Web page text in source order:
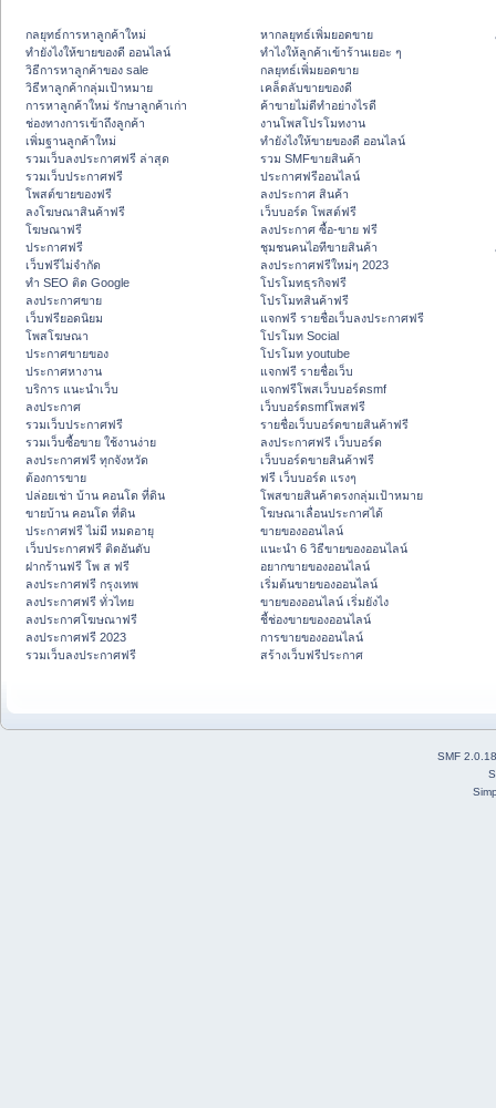
กลยุทธ์การหาลูกค้าใหม่
ทํายังไงให้ขายของดี ออนไลน์
วิธีการหาลูกค้าของ sale
วิธีหาลูกค้ากลุ่มเป้าหมาย
การหาลูกค้าใหม่ รักษาลูกค้าเก่า
ช่องทางการเข้าถึงลูกค้า
เพิ่มฐานลูกค้าใหม่
รวมเว็บลงประกาศฟรี ล่าสุด
รวมเว็บประกาศฟรี
โพสต์ขายของฟรี
ลงโฆษณาสินค้าฟรี
โฆษณาฟรี
ประกาศฟรี
เว็บฟรีไม่จำกัด
ทำ SEO ติด Google
ลงประกาศขาย
เว็บฟรียอดนิยม
โพสโฆษณา
ประกาศขายของ
ประกาศหางาน
บริการ แนะนำเว็บ
ลงประกาศ
รวมเว็บประกาศฟรี
รวมเว็บซื้อขาย ใช้งานง่าย
ลงประกาศฟรี ทุกจังหวัด
ต้องการขาย
ปล่อยเช่า บ้าน คอนโด ที่ดิน
ขายบ้าน คอนโด ที่ดิน
ประกาศฟรี ไม่มี หมดอายุ
เว็บประกาศฟรี ติดอันดับ
ฝากร้านฟรี โพ ส ฟรี
ลงประกาศฟรี กรุงเทพ
ลงประกาศฟรี ทั่วไทย
ลงประกาศโฆษณาฟรี
ลงประกาศฟรี 2023
รวมเว็บลงประกาศฟรี
หากลยุทธ์เพิ่มยอดขาย
ทําไงให้ลูกค้าเข้าร้านเยอะ ๆ
กลยุทธ์เพิ่มยอดขาย
เคล็ดลับขายของดี
ค้าขายไม่ดีทำอย่างไรดี
งานโพสโปรโมทงาน
ทํายังไงให้ขายของดี ออนไลน์
รวม SMFขายสินค้า
ประกาศฟรีออนไลน์
ลงประกาศ สินค้า
เว็บบอร์ด โพสต์ฟรี
ลงประกาศ ซื้อ-ขาย ฟรี
ชุมชนคนไอทีขายสินค้า
ลงประกาศฟรีใหม่ๆ 2023
โปรโมทธุรกิจฟรี
โปรโมทสินค้าฟรี
แจกฟรี รายชื่อเว็บลงประกาศฟรี
โปรโมท Social
โปรโมท youtube
แจกฟรี รายชื่อเว็บ
แจกฟรีโพสเว็บบอร์ดsmf
เว็บบอร์ดsmfโพสฟรี
รายชื่อเว็บบอร์ดขายสินค้าฟรี
ลงประกาศฟรี เว็บบอร์ด
เว็บบอร์ดขายสินค้าฟรี
ฟรี เว็บบอร์ด แรงๆ
โพสขายสินค้าตรงกลุ่มเป้าหมาย
โฆษณาเลื่อนประกาศได้
ขายของออนไลน์
แนะนำ 6 วิธีขายของออนไลน์
อยากขายของออนไลน์
เริ่มต้นขายของออนไลน์
ขายของออนไลน์ เริ่มยังไง
ชี้ช่องขายของออนไลน์
การขายของออนไลน์
สร้างเว็บฟรีประกาศ
SMF 2.0.18